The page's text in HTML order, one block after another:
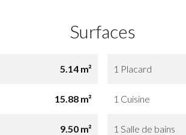
Surfaces
5.14 m² 1 Placard
15.88 m² 1 Cuisine
9.50 m² 1 Salle de bains